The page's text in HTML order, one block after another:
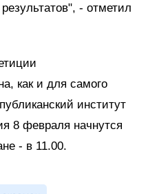
- отметил
как и для самого
институт
8 февраля начнутся
- в 11.00.